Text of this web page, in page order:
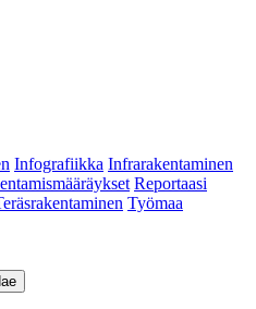
Infografiikka Infrarakentaminen
Reportaasi
Työmaa